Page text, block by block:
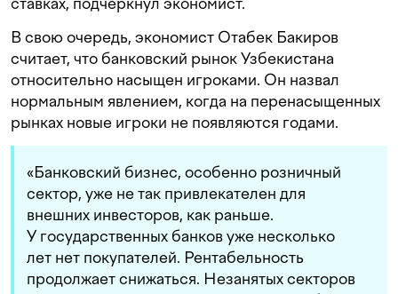
В свою очередь, экономист Отабек Бакиров
считает, что банковский рынок Узбекистана
относительно насыщен игроками. Он назвал
нормальным явлением, когда на перенасыщенных
рынках новые игроки не появляются годами.
«Банковский бизнес, особенно розничный
сектор, уже не так привлекателен для
внешних инвесторов, как раньше.
У государственных банков уже несколько
лет нет покупателей. Рентабельность
продолжает снижаться. Незанятых секторов